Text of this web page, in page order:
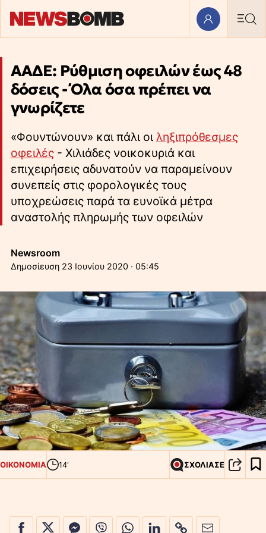
ΑΑΔΕ: Ρύθμιση οφειλών έως 48
δόσεις - Όλα όσα πρέπει να
γνωρίζετε
«Φουντώνουν» και πάλι οι ληξιπρόθεσμες
οφειλές- Χιλιάδες νοικοκυριά και
επιχειρήσεις αδυνατούν να παραμείνουν
συνεπείς στις φορολογικές τους
υποχρεώσεις παρά τα ευνοϊκά μέτρα
αναστολής πληρωμής των οφειλών
Newsroom
23 Ιουνίου 2020 · 05:45
ΟΙΚΟΝΟΜΙΑ 14' ΣΧΟΛΙΑΣΕ